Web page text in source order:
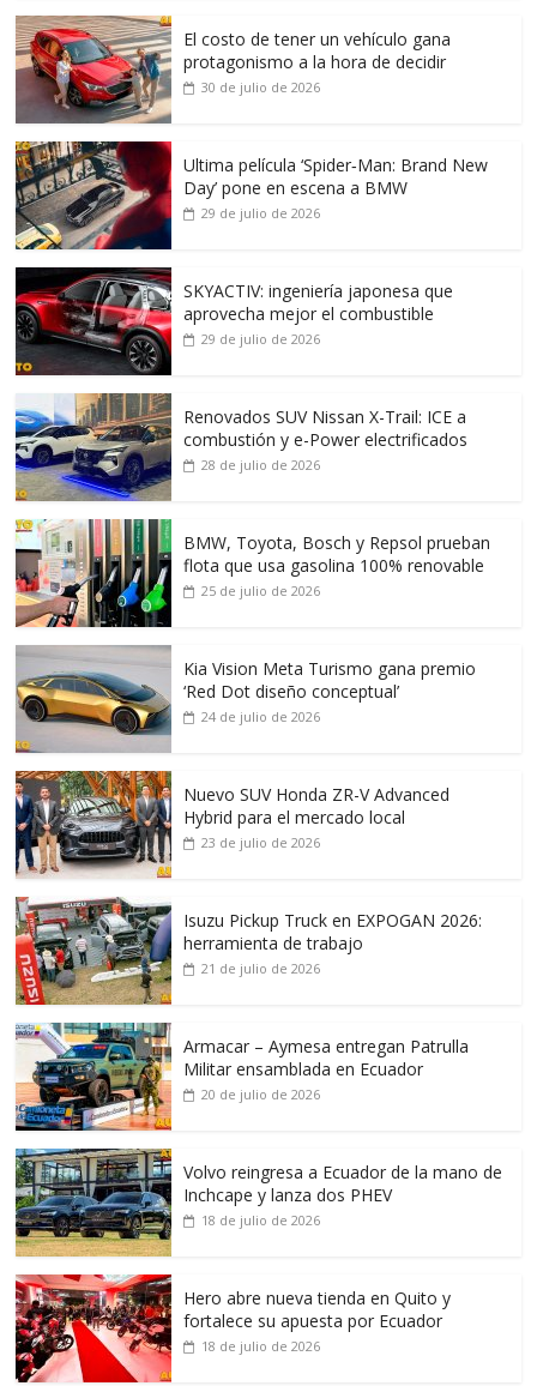
El costo de tener un vehículo gana
protagonismo a la hora de decidir
30 de julio de 2026
Ultima película ‘Spider‑Man: Brand New
Day’ pone en escena a BMW
29 de julio de 2026
SKYACTIV: ingeniería japonesa que
aprovecha mejor el combustible
29 de julio de 2026
Renovados SUV Nissan X-Trail: ICE a
combustión y e-Power electrificados
28 de julio de 2026
BMW, Toyota, Bosch y Repsol prueban
flota que usa gasolina 100% renovable
25 de julio de 2026
Kia Vision Meta Turismo gana premio
‘Red Dot diseño conceptual’
24 de julio de 2026
Nuevo SUV Honda ZR-V Advanced
Hybrid para el mercado local
23 de julio de 2026
Isuzu Pickup Truck en EXPOGAN 2026:
herramienta de trabajo
21 de julio de 2026
Armacar – Aymesa entregan Patrulla
Militar ensamblada en Ecuador
20 de julio de 2026
Volvo reingresa a Ecuador de la mano de
Inchcape y lanza dos PHEV
18 de julio de 2026
Hero abre nueva tienda en Quito y
fortalece su apuesta por Ecuador
18 de julio de 2026